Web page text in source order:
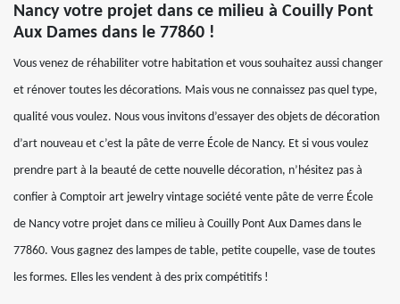
Nancy votre projet dans ce milieu à Couilly Pont
Aux Dames dans le 77860 !
Vous venez de réhabiliter votre habitation et vous souhaitez aussi changer
et rénover toutes les décorations. Mais vous ne connaissez pas quel type,
qualité vous voulez. Nous vous invitons d’essayer des objets de décoration
d’art nouveau et c’est la pâte de verre École de Nancy. Et si vous voulez
prendre part à la beauté de cette nouvelle décoration, n’hésitez pas à
confier à Comptoir art jewelry vintage société vente pâte de verre École
de Nancy votre projet dans ce milieu à Couilly Pont Aux Dames dans le
77860. Vous gagnez des lampes de table, petite coupelle, vase de toutes
les formes. Elles les vendent à des prix compétitifs !